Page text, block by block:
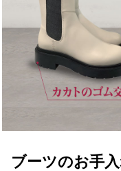
ブーツのお手